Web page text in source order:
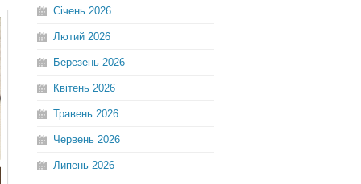
Січень 2026
Лютий 2026
Березень 2026
Квітень 2026
Травень 2026
Червень 2026
Липень 2026